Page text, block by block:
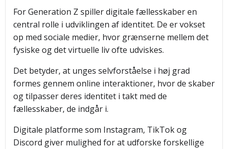
For Generation Z spiller digitale fællesskaber en
central rolle i udviklingen af identitet. De er vokset
op med sociale medier, hvor grænserne mellem det
fysiske og det virtuelle liv ofte udviskes.
Det betyder, at unges selvforståelse i høj grad
formes gennem online interaktioner, hvor de skaber
og tilpasser deres identitet i takt med de
fællesskaber, de indgår i.
Digitale platforme som Instagram, TikTok og
Discord giver mulighed for at udforske forskellige